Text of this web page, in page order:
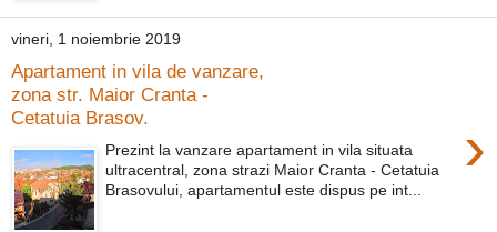
vineri, 1 noiembrie 2019
Apartament in vila de vanzare,
zona str. Maior Cranta -
Cetatuia Brasov.
›
Prezint la vanzare apartament in vila situata
ultracentral, zona strazi Maior Cranta - Cetatuia
Brasovului, apartamentul este dispus pe int...